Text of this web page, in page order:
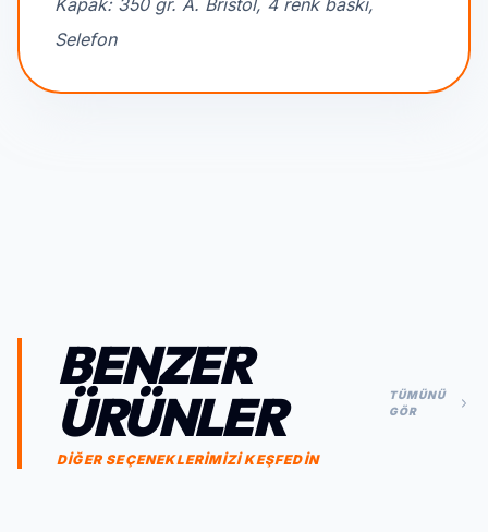
Kapak: 350 gr. A. Bristol, 4 renk baskı,
Selefon
BENZER
ÜRÜNLER
DİĞER SEÇENEKLERİMİZİ KEŞFEDİN
TÜMÜNÜ
GÖR